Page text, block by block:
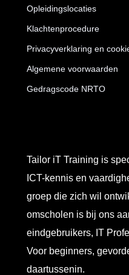
Tailor iT Training is
ICT-kennis en
groep die zich wil
omscholen is bij ons
eindgebruikers, IT
Voor beginners,
daartussenin.
Opleidingslocaties
Klachtenprocedure
Privacyverklaring en
Algemene voorwaarden
Gedragscode NRTO